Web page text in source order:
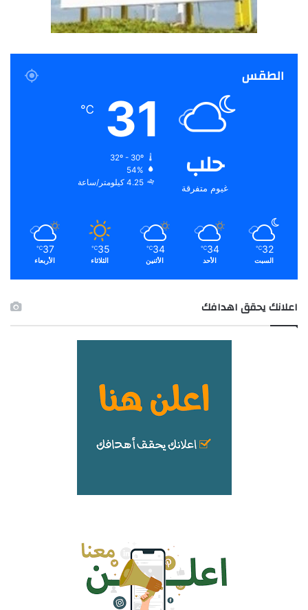
الطقس
حلب
غيوم متفرقة
31
℃
32º - 30º
54%
4.25 كيلومتر/ساعة
32
℃
السبت
34
℃
الأحد
34
℃
الأثنين
35
℃
الثلاثاء
37
℃
الأربعاء
اعلانك يحقق اهدافك